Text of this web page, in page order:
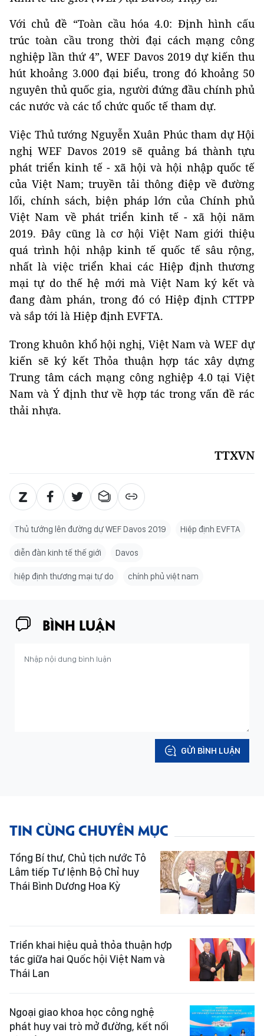
Với chủ đề “Toàn cầu hóa 4.0: Định hình cấu
trúc toàn cầu trong thời đại cách mạng công
nghiệp lần thứ 4”, WEF Davos 2019 dự kiến thu
hút khoảng 3.000 đại biểu, trong đó khoảng 50
nguyên thủ quốc gia, người đứng đầu chính phủ
các nước và các tổ chức quốc tế tham dự.
Việc Thủ tướng Nguyễn Xuân Phúc tham dự Hội
nghị WEF Davos 2019 sẽ quảng bá thành tựu
phát triển kinh tế - xã hội và hội nhập quốc tế
của Việt Nam; truyền tải thông điệp về đường
lối, chính sách, biện pháp lớn của Chính phủ
Việt Nam về phát triển kinh tế - xã hội năm
2019. Đây cũng là cơ hội Việt Nam giới thiệu
quá trình hội nhập kinh tế quốc tế sâu rộng,
nhất là việc triển khai các Hiệp định thương
mại tự do thế hệ mới mà Việt Nam ký kết và
đang đàm phán, trong đó có Hiệp định CTTPP
và sắp tới là Hiệp định EVFTA.
Trong khuôn khổ hội nghị, Việt Nam và WEF dự
kiến sẽ ký kết Thỏa thuận hợp tác xây dựng
Trung tâm cách mạng công nghiệp 4.0 tại Việt
Nam và Ý định thư về hợp tác trong vấn đề rác
thải nhựa.
TTXVN
Thủ tướng lên đường dự WEF Davos 2019 Hiệp định EVFTA
diễn đàn kinh tế thế giới Davos
hiệp định thương mại tự do chính phủ việt nam
BÌNH LUẬN
GỬI BÌNH LUẬN
TIN CÙNG CHUYÊN MỤC
Tổng Bí thư, Chủ tịch nước Tô
Lâm tiếp Tư lệnh Bộ Chỉ huy
Thái Bình Dương Hoa Kỳ
Triển khai hiệu quả thỏa thuận hợp
tác giữa hai Quốc hội Việt Nam và
Thái Lan
Ngoại giao khoa học công nghệ
phát huy vai trò mở đường, kết nối